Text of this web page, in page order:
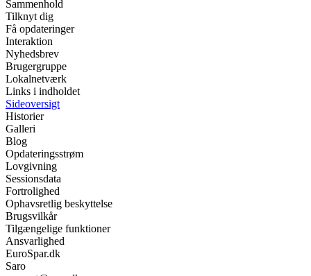
Sammenhold
Tilknyt dig
Få opdateringer
Interaktion
Nyhedsbrev
Brugergruppe
Lokalnetværk
Links i indholdet
Sideoversigt
Historier
Galleri
Blog
Opdateringsstrøm
Lovgivning
Sessionsdata
Fortrolighed
Ophavsretlig beskyttelse
Brugsvilkår
Tilgængelige funktioner
Ansvarlighed
EuroSpar.dk
Saro